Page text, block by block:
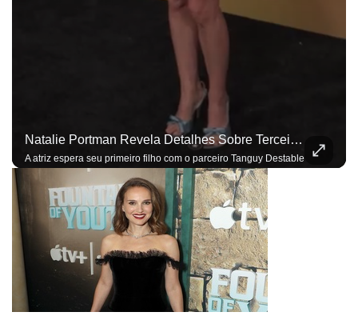
Natalie Portman Revela Detalhes Sobre Terceira Gravidez: ‘Sentidos Mais Aguçados’
A atriz espera seu primeiro filho com o parceiro Tanguy Destable